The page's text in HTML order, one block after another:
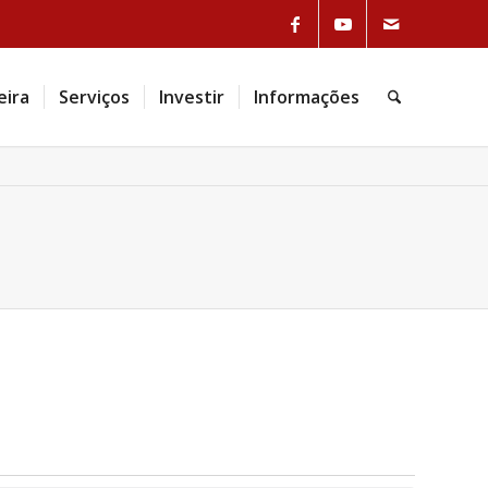
Serviços Investir Informações